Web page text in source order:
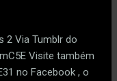
2 Via Tumblr do
Visite também
no Facebook , o